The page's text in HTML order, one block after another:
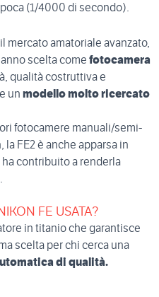
(1/4000 di secondo).
mercato amatoriale avanzato,
scelta come fotocamera
qualità costruttiva e
un modello molto ricercato
fotocamere manuali/semi-
FE2 è anche apparsa in
contribuito a renderla
FE USATA?
in titanio che garantisce
scelta per chi cerca una
di qualità.